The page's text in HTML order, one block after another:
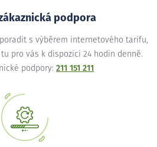
podpora
s výběrem internetového tarifu,
pro vás k dispozici 24 hodin denně.
podpory: 211 151 211